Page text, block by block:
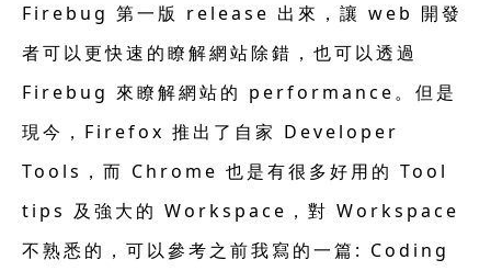
Firebug 第一版 release 出來，讓 web 開發
者可以更快速的瞭解網站除錯，也可以透過
Firebug 來瞭解網站的 performance。但是
現今，Firefox 推出了自家 Developer
Tools，而 Chrome 也是有很多好用的 Tool
tips 及強大的 Workspace，對 Workspace
不熟悉的，可以參考之前我寫的一篇: Coding